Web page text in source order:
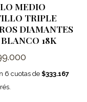
MEDIO
TRIPLE
DIAMANTES
18K
6 cuotas de $333.167